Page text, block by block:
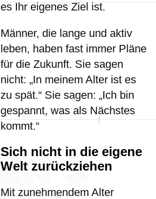
es Ihr eigenes Ziel ist.
Männer, die lange und aktiv
leben, haben fast immer Pläne
für die Zukunft. Sie sagen
nicht: „In meinem Alter ist es
zu spät.“ Sie sagen: „Ich bin
gespannt, was als Nächstes
kommt.“
Sich nicht in die eigene
Welt zurückziehen
Mit zunehmendem Alter